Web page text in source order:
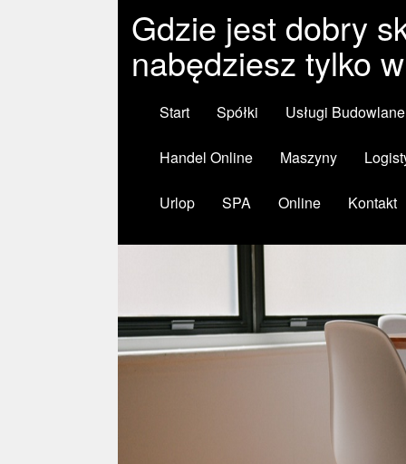
Gdzie jest dobry
nabędziesz tylko
Start Spółki Usługi Budowlane
Handel Online Maszyny
Urlop SPA Online Kontakt